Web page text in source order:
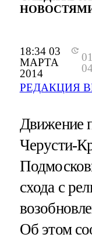
18:34 03
МАРТА
2014
РЕДАКЦИЯ
Движение
Черусти-
схода с
Об этом